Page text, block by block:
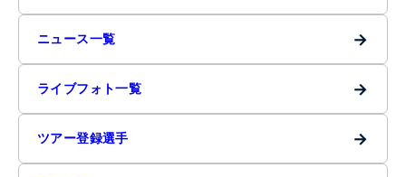
ニュース一覧 →
ライブフォト一覧 →
ツアー登録選手 →